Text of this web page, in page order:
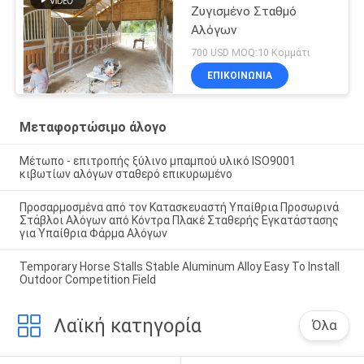
Ζυγισμένο Σταθμό
Αλόγων
700 USD MOQ:10 Κομμάτι
ΕΠΙΚΟΙΝΩΝΙΑ
Μεταφορτώσιμο άλογο
Μέτωπο - επιτροπής ξύλινο μπαμπού υλικό ISO9001
κιβωτίων αλόγων σταθερό επικυρωμένο
Προσαρμοσμένα από τον Κατασκευαστή Υπαίθρια Προσωρινά
Στάβλοι Αλόγων από Κόντρα Πλακέ Σταθερής Εγκατάστασης
για Υπαίθρια Φάρμα Αλόγων
Temporary Horse Stalls Stable Aluminum Alloy Easy To Install
Outdoor Competition Field
Λαϊκή κατηγορία Όλα